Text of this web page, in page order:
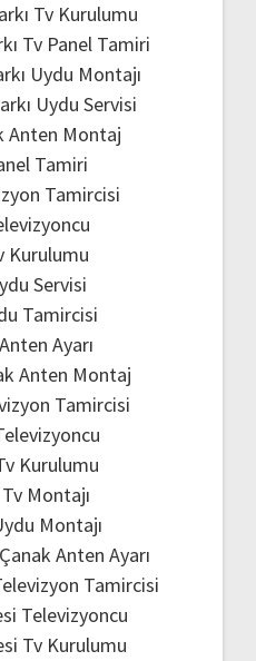
Tv Kurulumu
Tv Panel Tamiri
Uydu Montajı
Uydu Servisi
Anten Montaj
Tamiri
Tamircisi
Kurulumu
Servisi
Tamircisi
Ayarı
Anten Montaj
Tamircisi
Kurulumu
Montajı
Montajı
Anten Ayarı
Tamircisi
Televizyoncu
Tv Kurulumu